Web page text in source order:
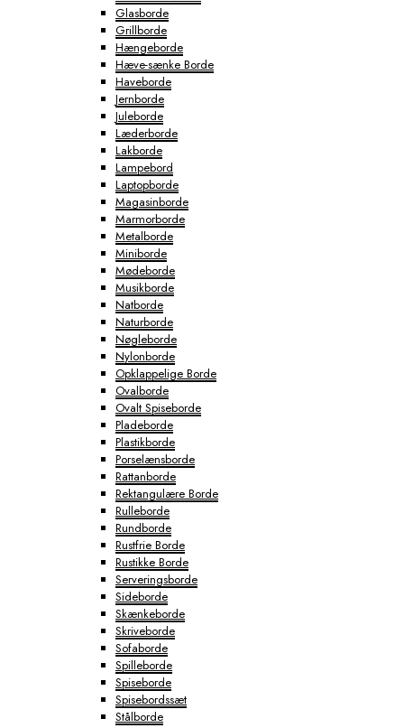
Glasborde
Grillborde
Hængeborde
Hæve-sænke Borde
Haveborde
Jernborde
Juleborde
Læderborde
Lakborde
Lampebord
Laptopborde
Magasinborde
Marmorborde
Metalborde
Miniborde
Mødeborde
Musikborde
Natborde
Naturborde
Nøgleborde
Nylonborde
Opklappelige Borde
Ovalborde
Ovalt Spiseborde
Pladeborde
Plastikborde
Porselænsborde
Rattanborde
Rektangulære Borde
Rulleborde
Rundborde
Rustfrie Borde
Rustikke Borde
Serveringsborde
Sideborde
Skænkeborde
Skriveborde
Sofaborde
Spilleborde
Spiseborde
Spisebordssæt
Stålborde